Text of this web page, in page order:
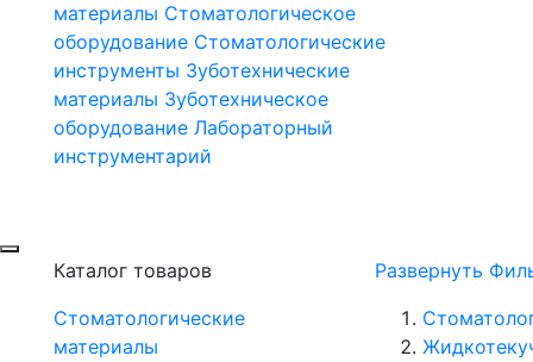
материалы Стоматологическое
оборудование Стоматологические
инструменты Зуботехнические
материалы Зуботехническое
оборудование Лабораторный
инструментарий
Каталог товаров
Стоматологические
материалы
Развернуть